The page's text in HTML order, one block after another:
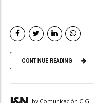
CONTINUE READING